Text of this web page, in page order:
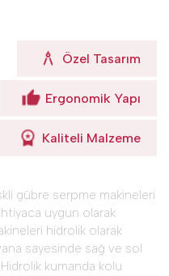
Özel Tasarım
Ergonomik Yapı
Kaliteli Malzeme
gübre serpme makineleri
uygun olarak
hidrolik olarak
sayesinde sağ ve sol
kumanda kolu